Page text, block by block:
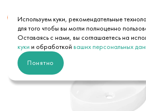
Используем куки, рекомендательные
для того чтобы вы могли полноценно
Оставаясь с нами, вы соглашаетесь на
куки и обработкой ваших персональных
Понятно
15%